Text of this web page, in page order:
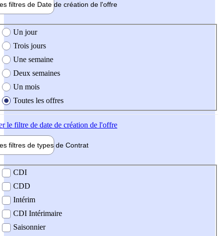
filtres de Date de création de l'offre
création de l'offre
Un jour
Trois jours
Une semaine
Deux semaines
Un mois
Toutes les offres
le filtre de date de création de l'offre
filtres de types de Contrat
contrat
CDI
CDD
Intérim
CDI Intérimaire
Saisonnier